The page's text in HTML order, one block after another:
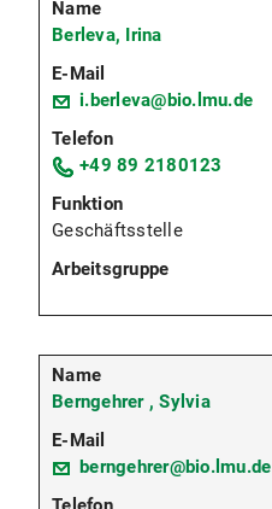
Berleva, Irina
i.berleva@bio.lmu.de
+49 89 2180123
Geschäftsstelle
Berngehrer , Sylvia
berngehrer@bio.lmu.de